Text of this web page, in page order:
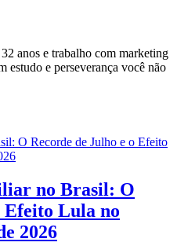
anos e trabalho com marketing
estudo e perseverança você não
no Brasil: O
Efeito Lula no
2026